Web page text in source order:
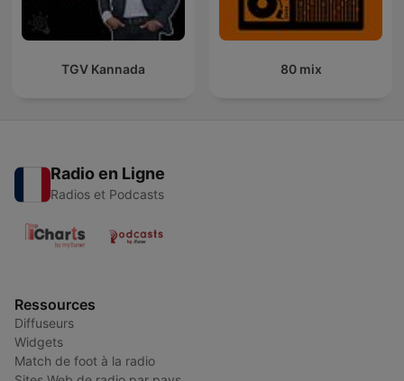
TGV Kannada 80 mix
Radio en Ligne
Radios et Podcasts
Ressources
Diffuseurs
Widgets
Match de foot à la radio